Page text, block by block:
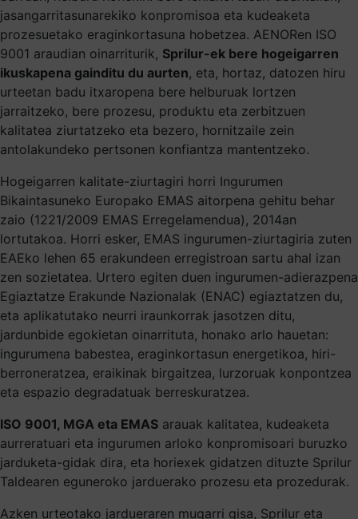
jasangarritasunarekiko konpromisoa eta kudeaketa
prozesuetako eraginkortasuna hobetzea. AENORen ISO
9001 araudian oinarriturik, Sprilur-ek bere hogeigarren
ikuskapena gainditu du aurten, eta, hortaz, datozen hiru
urteetan badu itxaropena bere helburuak lortzen
jarraitzeko, bere prozesu, produktu eta zerbitzuen
kalitatea ziurtatzeko eta bezero, hornitzaile zein
antolakundeko pertsonen konfiantza mantentzeko.
Hogeigarren kalitate-ziurtagiri horri Ingurumen
Bikaintasuneko Europako EMAS aitorpena gehitu behar
zaio (1221/2009 EMAS Erregelamendua), 2014an
lortutakoa. Horri esker, EMAS ingurumen-ziurtagiria zuten
EAEko lehen 65 erakundeen erregistroan sartu ahal izan
zen sozietatea. Urtero egiten duen ingurumen-adierazpena
Egiaztatze Erakunde Nazionalak (ENAC) egiaztatzen du,
eta aplikatutako neurri iraunkorrak jasotzen ditu,
jardunbide egokietan oinarrituta, honako arlo hauetan:
ingurumena babestea, eraginkortasun energetikoa, hiri-
berroneratzea, eraikinak birgaitzea, lurzoruak konpontzea
eta espazio degradatuak berreskuratzea.
ISO 9001, MGA eta EMAS arauak kalitatea, kudeaketa
aurreratuari eta ingurumen arloko konpromisoari buruzko
jarduketa-gidak dira, eta horiexek gidatzen dituzte Sprilur
Taldearen eguneroko jarduerako prozesu eta prozedurak.
Azken urteotako jardueraren mugarri gisa, Sprilur eta